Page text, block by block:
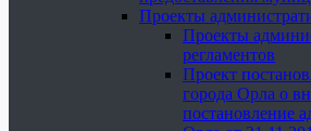
Проекты
Проекты
регламентов
Проект
города Орла о
постановление